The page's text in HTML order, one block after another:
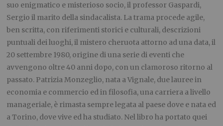
suo enigmatico e misterioso socio, il professor Gaspardi,
Sergio il marito della sindacalista. La trama procede agile,
ben scritta, con riferimenti storici e culturali, descrizioni
puntuali dei luoghi,il mistero cheruota attorno ad una data, il
20 settembre 1980, origine di una serie di eventi che
avvengono oltre 40 anni dopo, con un clamoroso ritorno al
passato. Patrizia Monzeglio, nata a Vignale, due lauree in
economia e commercio ed in filosofia, una carriera a livello
manageriale, è rimasta sempre legata al paese dove e nata ed
a Torino, dove vive ed ha studiato. Nel libro ha portato quei